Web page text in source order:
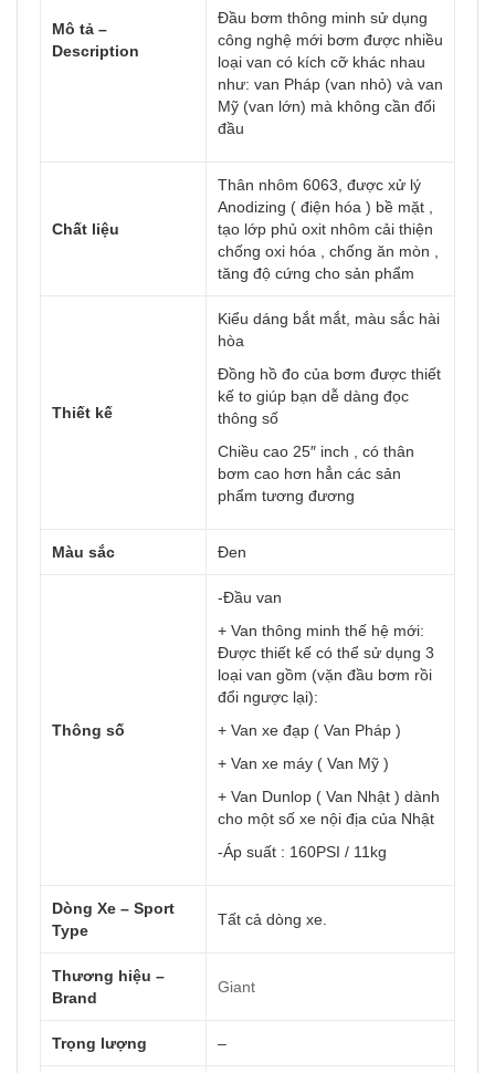
Mô tả –
Description
Đầu bơm thông minh sử dụng
công nghệ mới bơm được nhiều
loại van có kích cỡ khác nhau
như: van Pháp (van nhỏ) và van
Mỹ (van lớn) mà không cần đổi
đầu
Chất liệu
Thân nhôm 6063, được xử lý
Anodizing ( điện hóa ) bề mặt ,
tạo lớp phủ oxit nhôm cải thiện
chống oxi hóa , chống ăn mòn ,
tăng độ cứng cho sản phẩm
Thiết kế
Kiểu dáng bắt mắt, màu sắc hài
hòa
Đồng hồ đo của bơm được thiết
kế to giúp bạn dễ dàng đọc
thông số
Chiều cao 25″ inch , có thân
bơm cao hơn hẳn các sản
phẩm tương đương
Màu sắc Đen
Thông số
-Đầu van
+ Van thông minh thế hệ mới:
Được thiết kế có thể sử dụng 3
loại van gồm (vặn đầu bơm rồi
đổi ngược lại):
+ Van xe đạp ( Van Pháp )
+ Van xe máy ( Van Mỹ )
+ Van Dunlop ( Van Nhật ) dành
cho một số xe nội địa của Nhật
-Áp suất : 160PSI / 11kg
Dòng Xe – Sport
Type
Tất cả dòng xe.
Thương hiệu –
Brand
Giant
Trọng lượng –